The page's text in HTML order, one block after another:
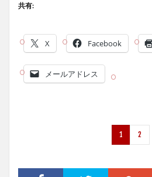
共有:
X Facebook
メールアドレス
1 2